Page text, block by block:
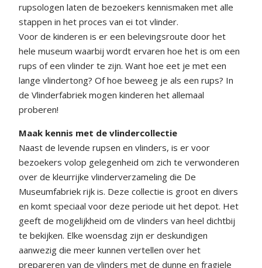
rupsologen laten de bezoekers kennismaken met alle
stappen in het proces van ei tot vlinder.
Voor de kinderen is er een belevingsroute door het
hele museum waarbij wordt ervaren hoe het is om een
rups of een vlinder te zijn. Want hoe eet je met een
lange vlindertong? Of hoe beweeg je als een rups? In
de Vlinderfabriek mogen kinderen het allemaal
proberen!
Maak kennis met de vlindercollectie
Naast de levende rupsen en vlinders, is er voor
bezoekers volop gelegenheid om zich te verwonderen
over de kleurrijke vlinderverzameling die De
Museumfabriek rijk is. Deze collectie is groot en divers
en komt speciaal voor deze periode uit het depot. Het
geeft de mogelijkheid om de vlinders van heel dichtbij
te bekijken. Elke woensdag zijn er deskundigen
aanwezig die meer kunnen vertellen over het
prepareren van de vlinders met de dunne en fragiele